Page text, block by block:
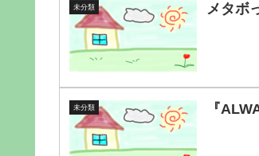
未分類 メタボ
未分類 『